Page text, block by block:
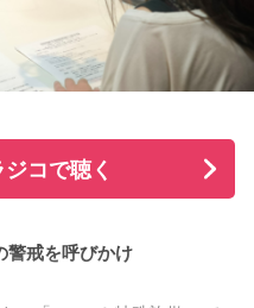
のではありません。「縁
ちから、暦を参考にする
」という言い伝えから、旅
ています。
行や帰省を予定している
で花火が上がるというの
って今まででも花火が上
すごく親和性があると思
ミュージックビデオがあ
。バラード曲で花火って
コで聴く
警戒を呼びかけ